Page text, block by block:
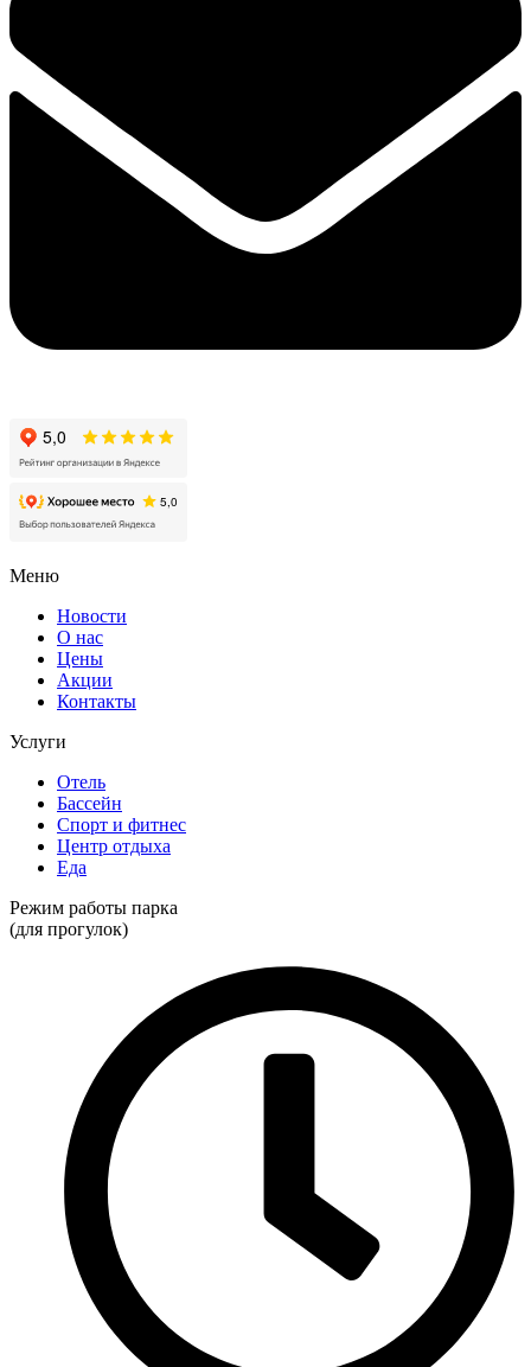
Меню
Новости
О нас
Цены
Акции
Контакты
Услуги
Отель
Бассейн
Спорт и фитнес
Центр отдыха
Еда
Режим работы парка
(для прогулок)